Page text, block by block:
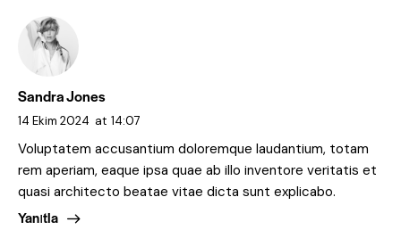
Sandra Jones
14 Ekim 2024 at 14:07
Voluptatem accusantium doloremque laudantium, totam
rem aperiam, eaque ipsa quae ab illo inventore veritatis et
quasi architecto beatae vitae dicta sunt explicabo.
Yanıtla